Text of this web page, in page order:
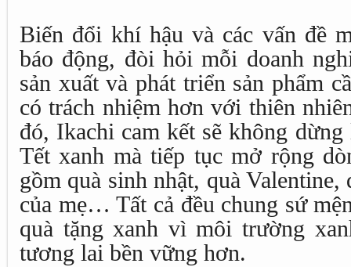
Biến đổi khí hậu và các vấn đề
báo động, đòi hỏi mỗi doanh
sản xuất và phát triển sản phẩm
có trách nhiệm hơn với thiên
đó, Ikachi cam kết sẽ không
Tết xanh mà tiếp tục mở rộng
gồm quà sinh nhật, quà Valentine,
của mẹ… Tất cả đều chung sứ
quà tặng xanh vì môi trường
tương lai bền vững hơn.